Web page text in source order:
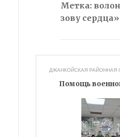
Метка:
зову сердца»
ДЖАНКОЙСКАЯ РАЙОННАЯ
Помощь